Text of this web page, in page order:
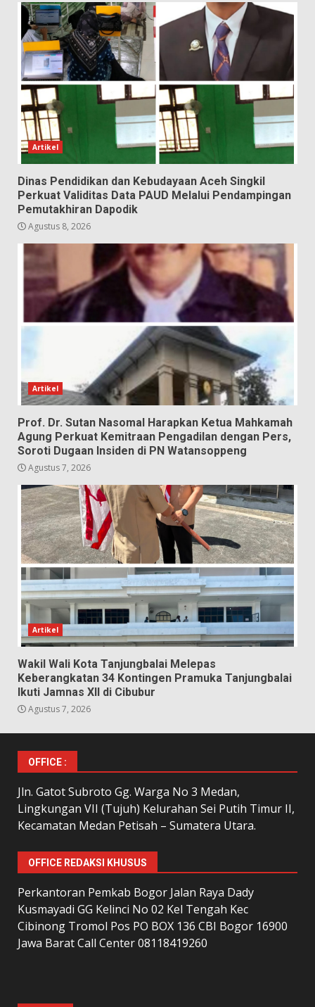
Artikel
Dinas Pendidikan dan Kebudayaan Aceh Singkil
Perkuat Validitas Data PAUD Melalui Pendampingan
Pemutakhiran Dapodik
Agustus 8, 2026
Artikel
Prof. Dr. Sutan Nasomal Harapkan Ketua Mahkamah
Agung Perkuat Kemitraan Pengadilan dengan Pers,
Soroti Dugaan Insiden di PN Watansoppeng
Agustus 7, 2026
Artikel
Wakil Wali Kota Tanjungbalai Melepas
Keberangkatan 34 Kontingen Pramuka Tanjungbalai
Ikuti Jamnas XII di Cibubur
Agustus 7, 2026
OFFICE :
Jln. Gatot Subroto Gg. Warga No 3 Medan,
Lingkungan VII (Tujuh) Kelurahan Sei Putih Timur II,
Kecamatan Medan Petisah – Sumatera Utara.
OFFICE REDAKSI KHUSUS
Perkantoran Pemkab Bogor Jalan Raya Dady
Kusmayadi GG Kelinci No 02 Kel Tengah Kec
Cibinong Tromol Pos PO BOX 136 CBI Bogor 16900
Jawa Barat Call Center 08118419260